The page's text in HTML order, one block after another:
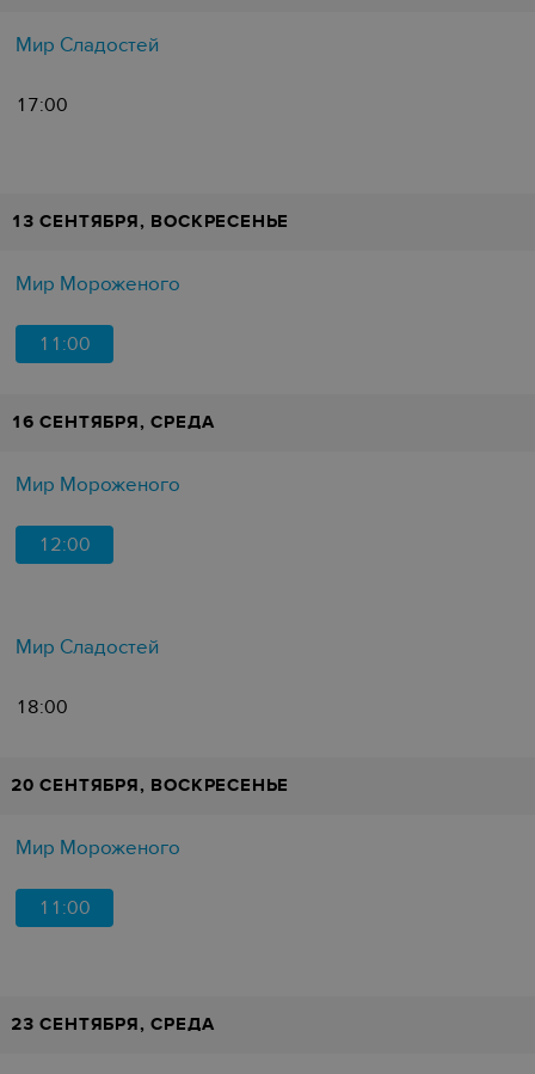
Мир Сладостей
17:00
13 СЕНТЯБРЯ, ВОСКРЕСЕНЬЕ
Мир Мороженого
11:00
16 СЕНТЯБРЯ, СРЕДА
Мир Мороженого
12:00
Мир Сладостей
18:00
20 СЕНТЯБРЯ, ВОСКРЕСЕНЬЕ
Мир Мороженого
11:00
23 СЕНТЯБРЯ, СРЕДА